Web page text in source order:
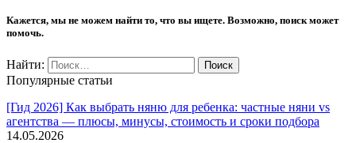
Кажется, мы не можем найти то, что вы ищете. Возможно, поиск может
помочь.
Найти:
Популярные статьи
[Гид 2026] Как выбрать няню для ребенка: частные няни vs
агентства — плюсы, минусы, стоимость и сроки подбора
14.05.2026